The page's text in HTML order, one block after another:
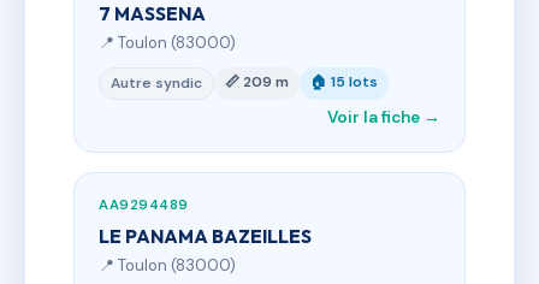
7 MASSENA
📍 Toulon (83000)
Autre syndic 📏 209 m 🏠 15 lots
Voir la fiche →
AA9294489
LE PANAMA BAZEILLES
📍 Toulon (83000)